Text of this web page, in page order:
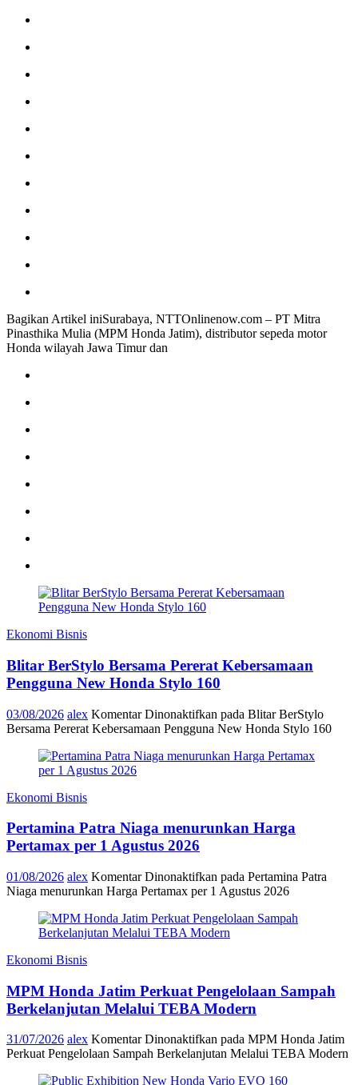
Bagikan Artikel iniSurabaya, NTTOnlinenow.com – PT Mitra
Pinasthika Mulia (MPM Honda Jatim), distributor sepeda motor
Honda wilayah Jawa Timur dan
Ekonomi Bisnis
Blitar BerStylo Bersama Pererat Kebersamaan
Pengguna New Honda Stylo 160
03/08/2026 alex Komentar Dinonaktifkan pada Blitar BerStylo
Bersama Pererat Kebersamaan Pengguna New Honda Stylo 160
Ekonomi Bisnis
Pertamina Patra Niaga menurunkan Harga
Pertamax per 1 Agustus 2026
01/08/2026 alex Komentar Dinonaktifkan pada Pertamina Patra
Niaga menurunkan Harga Pertamax per 1 Agustus 2026
Ekonomi Bisnis
MPM Honda Jatim Perkuat Pengelolaan Sampah
Berkelanjutan Melalui TEBA Modern
31/07/2026 alex Komentar Dinonaktifkan pada MPM Honda Jatim
Perkuat Pengelolaan Sampah Berkelanjutan Melalui TEBA Modern